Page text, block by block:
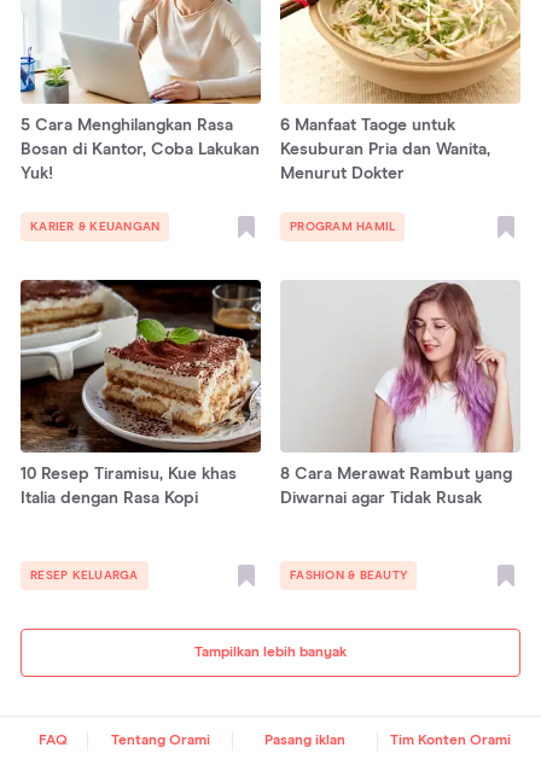
Tampilkan lebih banyak
5 Cara Menghilangkan Rasa
Bosan di Kantor, Coba Lakukan
Yuk!
KARIER & KEUANGAN
6 Manfaat Taoge untuk
Kesuburan Pria dan Wanita,
Menurut Dokter
PROGRAM HAMIL
10 Resep Tiramisu, Kue khas
Italia dengan Rasa Kopi
RESEP KELUARGA
8 Cara Merawat Rambut yang
Diwarnai agar Tidak Rusak
FASHION & BEAUTY
FAQ Tentang Orami Pasang iklan Tim Konten Orami